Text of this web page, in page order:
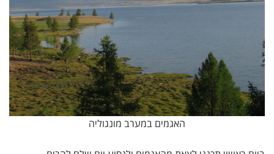
האגמים במערב מונגוליה